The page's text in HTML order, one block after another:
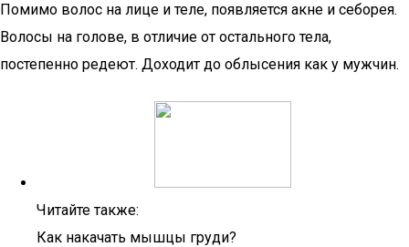
Помимо волос на лице и теле, появляется акне и себорея.
Волосы на голове, в отличие от остального тела,
постепенно редеют. Доходит до облысения как у мужчин.
Читайте также:
Как накачать мышцы груди?